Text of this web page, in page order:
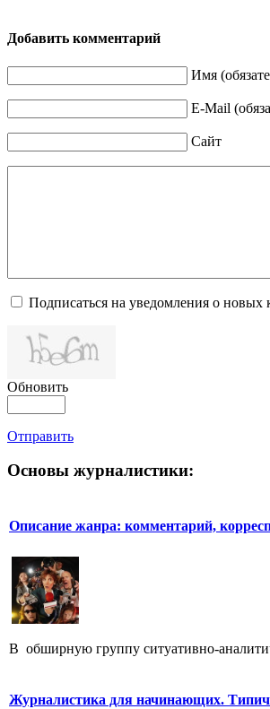
Добавить комментарий
Имя
E-Mail
Сайт
Подписаться на уведомления о новых
Обновить
Отправить
Основы журналистики:
Описание жанра: комментарий,
В обширную группу ситуативно-
Журналистика для начинающих.